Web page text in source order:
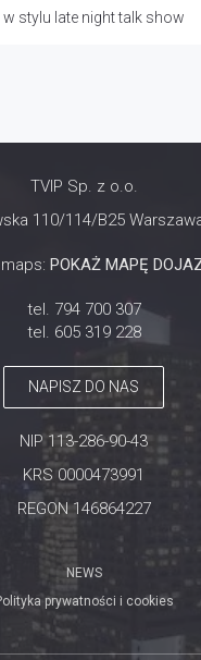
stylu late night talk show
TVIP Sp. z o.o.
110/114/B25
POKAŻ MAPĘ
tel. 794 700 307
tel. 605 319 228
NAPISZ DO NAS
NIP 113-286-90-43
KRS 0000473991
REGON 146864227
NEWS
prywatności i cookies